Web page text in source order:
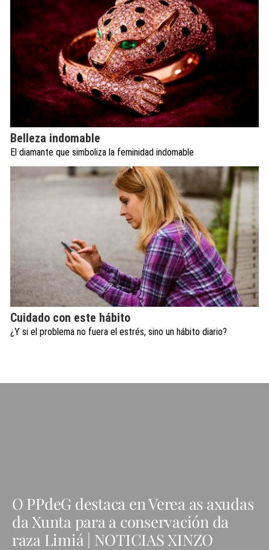
Belleza indomable
El diamante que simboliza la feminidad indomable
Cuidado con este hábito
¿Y si el problema no fuera el estrés, sino un hábito diario?
O PPdeG destaca en Verea as axudas
da Xunta para a conservación da
raza Limiá | NOTICIAS XINZO